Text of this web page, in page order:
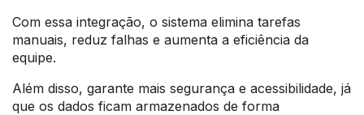
Com essa integração, o sistema elimina tarefas
manuais, reduz falhas e aumenta a eficiência da
equipe.
Além disso, garante mais segurança e acessibilidade, já
que os dados ficam armazenados de forma